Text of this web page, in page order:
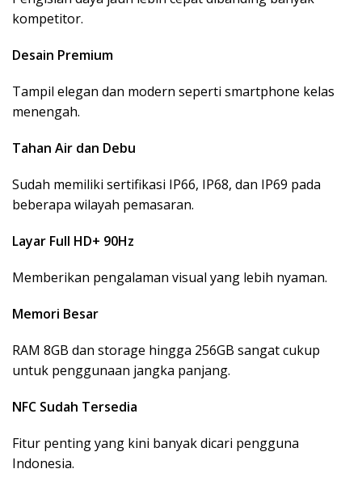
kompetitor.
Desain Premium
Tampil elegan dan modern seperti smartphone kelas
menengah.
Tahan Air dan Debu
Sudah memiliki sertifikasi IP66, IP68, dan IP69 pada
beberapa wilayah pemasaran.
Layar Full HD+ 90Hz
Memberikan pengalaman visual yang lebih nyaman.
Memori Besar
RAM 8GB dan storage hingga 256GB sangat cukup
untuk penggunaan jangka panjang.
NFC Sudah Tersedia
Fitur penting yang kini banyak dicari pengguna
Indonesia.